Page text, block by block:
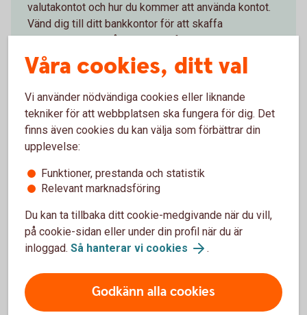
valutakontot och hur du kommer att använda kontot.
Vänd dig till ditt bankkontor för att skaffa
Valutakonto och gå igenom de formella kraven.
Hitta bankkontor och skaffa valutakonto
Konton och utbetalningar
Ungdomskonto
Valutakonto
Våra cookies, ditt val
Vi använder nödvändiga cookies eller liknande
tekniker för att webbplatsen ska fungera för dig. Det
finns även cookies du kan välja som förbättrar din
upplevelse:
Funktioner, prestanda och statistik
Relevant marknadsföring
Du kan ta tillbaka ditt cookie-medgivande när du vill,
på cookie-sidan eller under din profil när du är
inloggad. Så hanterar vi cookies .
Godkänn alla cookies